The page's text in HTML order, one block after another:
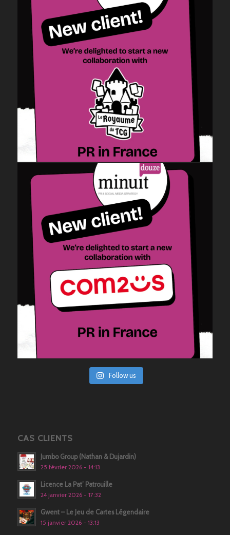
Follow us
CAS CLIENTS
Jumbo Group (Nathan & Dujardin)
25 février 2026 - 14:13
Licence La Pat’ Patrouille
24 janvier 2026 - 17:32
Gwent – Le Jeu de Cartes Légendaire
15 janvier 2026 - 13:13